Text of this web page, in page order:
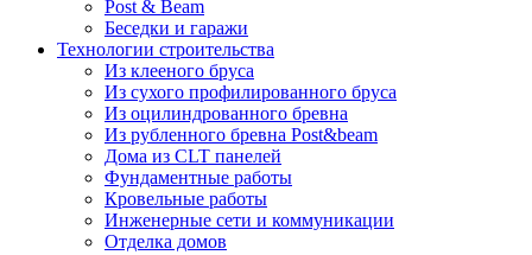
Post & Beam
Беседки и гаражи
Технологии строительства
Из клееного бруса
Из сухого профилированного бруса
Из оцилиндрованного бревна
Из рубленного бревна Post&beam
Дома из CLT панелей
Фундаментные работы
Кровельные работы
Инженерные сети и коммуникации
Отделка домов